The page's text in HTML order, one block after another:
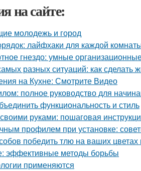
на сайте:
молодежь и город
лайфхаки для каждой
гнездо: умные
разных ситуаций: как сделать
на Кухне: Смотрите Видео
полное руководство для
функциональность и стиль
руками: пошаговая
профилем при установке:
победить тлю на ваших
эффективные методы борьбы
применяются